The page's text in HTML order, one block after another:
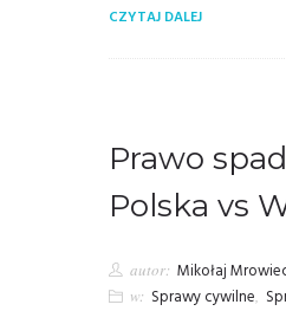
CZYTAJ DALEJ
Prawo
Polska vs
autor: Mikołaj
w: Sprawy cywilne,